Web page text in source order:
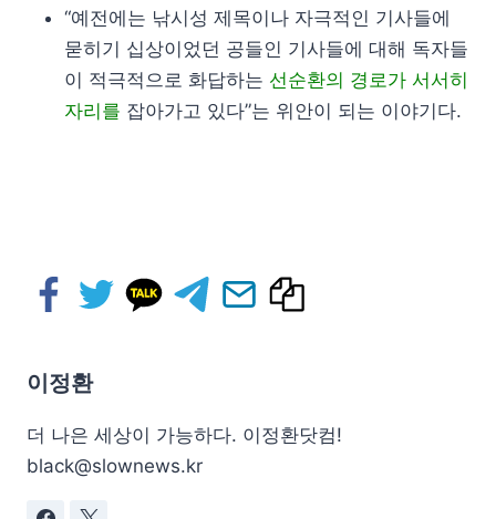
“예전에는 낚시성 제목이나 자극적인 기사들에
묻히기 십상이었던 공들인 기사들에 대해 독자들
이 적극적으로 화답하는 선순환의 경로가 서서히
자리를 잡아가고 있다”는 위안이 되는 이야기다.
이정환
더 나은 세상이 가능하다. 이정환닷컴!
black@slownews.kr